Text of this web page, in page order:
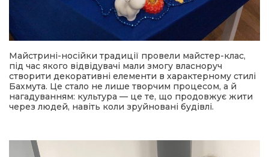
Майстрині-носійки традиції провели майстер-клас,
під час якого відвідувачі мали змогу власноруч
створити декоративні елементи в характерному стилі
Бахмута. Це стало не лише творчим процесом, а й
нагадуванням: культура — це те, що продовжує жити
через людей, навіть коли зруйновані будівлі.